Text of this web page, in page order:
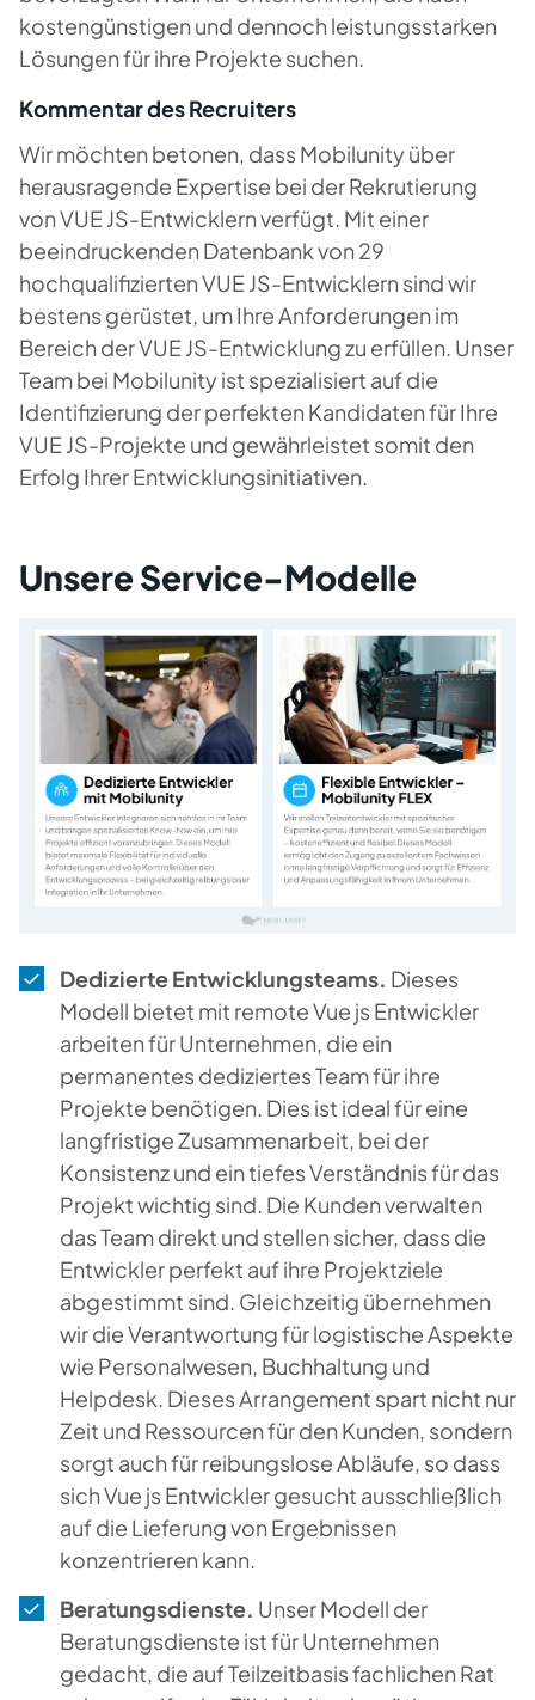
kostengünstigen und dennoch leistungsstarken
Lösungen für ihre Projekte suchen.
Kommentar des Recruiters
Wir möchten betonen, dass Mobilunity über
herausragende Expertise bei der Rekrutierung
von VUE JS-Entwicklern verfügt. Mit einer
beeindruckenden Datenbank von 29
hochqualifizierten VUE JS-Entwicklern sind wir
bestens gerüstet, um Ihre Anforderungen im
Bereich der VUE JS-Entwicklung zu erfüllen. Unser
Team bei Mobilunity ist spezialisiert auf die
Identifizierung der perfekten Kandidaten für Ihre
VUE JS-Projekte und gewährleistet somit den
Erfolg Ihrer Entwicklungsinitiativen.
Unsere Service-Modelle
Dedizierte Entwicklungsteams. Dieses
Modell bietet mit remote Vue js Entwickler
arbeiten für Unternehmen, die ein
permanentes dediziertes Team für ihre
Projekte benötigen. Dies ist ideal für eine
langfristige Zusammenarbeit, bei der
Konsistenz und ein tiefes Verständnis für das
Projekt wichtig sind. Die Kunden verwalten
das Team direkt und stellen sicher, dass die
Entwickler perfekt auf ihre Projektziele
abgestimmt sind. Gleichzeitig übernehmen
wir die Verantwortung für logistische Aspekte
wie Personalwesen, Buchhaltung und
Helpdesk. Dieses Arrangement spart nicht nur
Zeit und Ressourcen für den Kunden, sondern
sorgt auch für reibungslose Abläufe, so dass
sich Vue js Entwickler gesucht ausschließlich
auf die Lieferung von Ergebnissen
konzentrieren kann.
Beratungsdienste. Unser Modell der
Beratungsdienste ist für Unternehmen
gedacht, die auf Teilzeitbasis fachlichen Rat